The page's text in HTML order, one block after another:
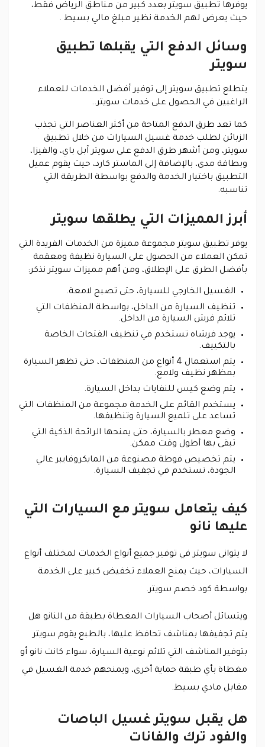
يوفرها تطبيق سويتر بعدد كبير من مناطق الرياض فقط،
حيث يعرض لهم الخدمة نظير مبلغ مالي بسيط .
وسائل الدفع التي يقبلها تطبيق
سويتر
يتطلع تطبيق سويتر إلى توفير أفضل الخدمات للعملاء
الراغبين في الحصول على خدمات سويتر..
كما تعد طرق الدفع المتاحة من أكثر العناصر التي تجذب
الزبائن لطلب خدمة غسيل السيارات من خلال تطبيق
سويتر، ومن أشهر طرق الدفع على سويتر آبل باي، والفيزا،
وبطاقة مدى، بالإضافة إلى الماستر كارد، حيث يقوم عميل
التطبيق باختيار الخدمة والدفع بواسطة الطريقة التي
تناسبه.
أبرز المميزات التي يطلقها سويتر
يوفر تطبيق سويتر مجموعة مميزة من الخدمات الفريدة التي
تمكن العملاء من الحصول على السيارة نظيفة ومعقمة
بأفضل الطرق على الإطلاق، ومن أهم مميزات سويتر نذكر:
الغسيل الخارجي للسيارة، حتى تصبح لامعة.
تنظيف السيارة من الداخل، بواسطة المنظفات التي
تلائم فرش السيارة من الداخل.
يوجد فرشاه تستخدم في تنظيف الفتحات الخاصة
بالتكييف.
يتم استعمال 4 أنواع من المنظفات، حتى تظهر السيارة
بمظهر نظيف ولامع.
يتم وضع كيس للنفايات بداخل السيارة.
يستخدم القائم على الخدمة مجموعة من المنظفات التي
تساعد على تلميع السيارة وتنظيفها.
وضع معطر بالسيارة، حتى يمنحها الرائحة الذكية التي
تبقى بها أطول وقت ممكن.
يتم تخصيص فوطة مصنوعة من المايكروفايبر عالي
الجودة، تستخدم في تجفيف السيارة.
كيف يتعامل سويتر مع السيارات التي
عليها نانو
لا يتوانى سويتر في توفير جميع أنواع الخدمات لمختلف أنواع
السيارات، حيث يمنح العملاء تخفيض كبير على الخدمة
بواسطة كود خصم سويتر.
ويتسائل أصحاب السيارات المغطاة بطبقة من النانو هل
يتم تجفيفها بمناشف تحافظ عليها، بالطبع يقوم سويتر
بتوفير المناشف التي تلائم نوعية السيارة، سواء كانت نانو أو
مغطاة بأي طبقة حماية أخرى، ويمنحهم خدمة الغسيل في
مقابل مادي بسيط.
هل يقبل سويتر غسيل الباصات
والفود ترك والفانات